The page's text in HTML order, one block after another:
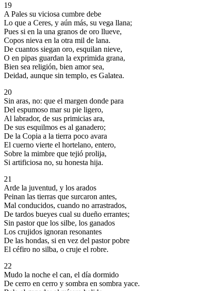
19
A Pales su viciosa cumbre debe
Lo que a Ceres, y aún más, su vega llana;
Pues si en la una granos de oro llueve,
Copos nieva en la otra mil de lana.
De cuantos siegan oro, esquilan nieve,
O en pipas guardan la exprimida grana,
Bien sea religión, bien amor sea,
Deidad, aunque sin templo, es Galatea.
20
Sin aras, no: que el margen donde para
Del espumoso mar su pie ligero,
Al labrador, de sus primicias ara,
De sus esquilmos es al ganadero;
De la Copia a la tierra poco avara
El cuerno vierte el hortelano, entero,
Sobre la mimbre que tejió prolija,
Si artificiosa no, su honesta hija.
21
Arde la juventud, y los arados
Peinan las tierras que surcaron antes,
Mal conducidos, cuando no arrastrados,
De tardos bueyes cual su dueño errantes;
Sin pastor que los silbe, los ganados
Los crujidos ignoran resonantes
De las hondas, si en vez del pastor pobre
El céfiro no silba, o cruje el robre.
22
Mudo la noche el can, el día dormido
De cerro en cerro y sombra en sombra yace.